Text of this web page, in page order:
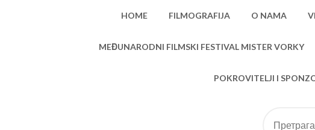
HOME FILMOGRAFIJA O NAMA
MEĐUNARODNI FILMSKI FESTIVAL MISTER VORKY
POKROVITELJI I